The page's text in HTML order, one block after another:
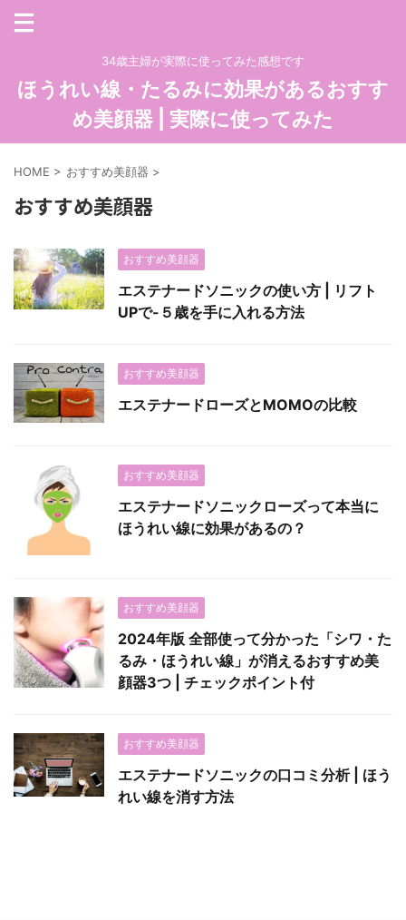
34歳主婦が実際に使ってみた感想です
ほうれい線・たるみに効果があるおすす
め美顔器 | 実際に使ってみた
HOME > おすすめ美顔器 >
おすすめ美顔器
おすすめ美顔器
エステナードソニックの使い方 | リフト
UPで-５歳を手に入れる方法
おすすめ美顔器
エステナードローズとMOMOの比較
おすすめ美顔器
エステナードソニックローズって本当に
ほうれい線に効果があるの？
おすすめ美顔器
2024年版 全部使って分かった「シワ・た
るみ・ほうれい線」が消えるおすすめ美
顔器3つ | チェックポイント付
おすすめ美顔器
エステナードソニックの口コミ分析 | ほう
れい線を消す方法